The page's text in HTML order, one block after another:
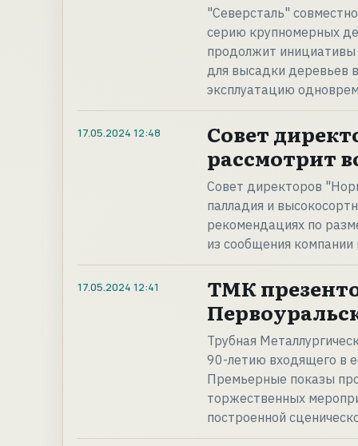
"Северсталь"
серию крупномерных
продолжит
для высадки деревьев
эксплуатацию
17.05.2024 12:48
Совет
рассмотрит
Совет директоров
палладия и
рекомендациях по
из сообщения
17.05.2024 12:41
ТМК
Трубная
90-летию входящего в
Премьерные показы
торжественных
построенной